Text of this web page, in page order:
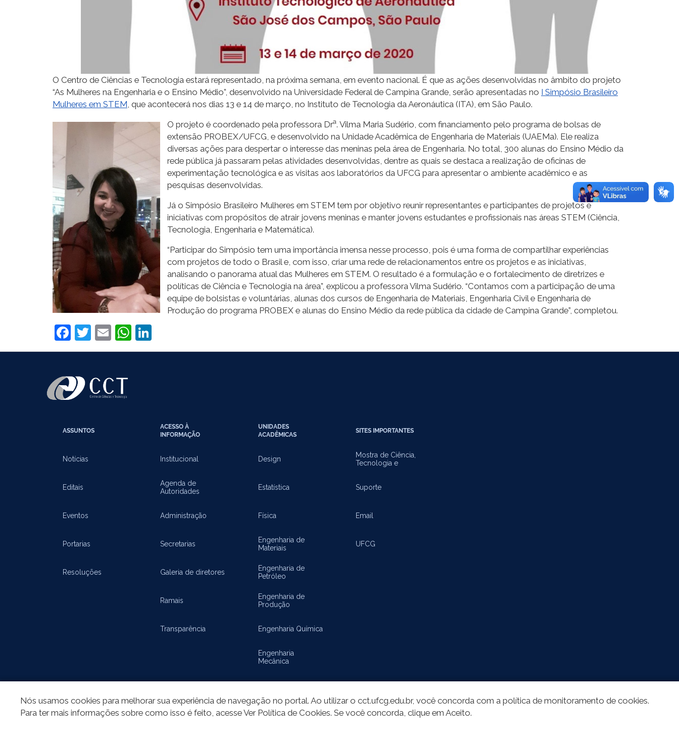
O Centro de Ciências e Tecnologia estará representado, na próxima semana, em evento nacional. É que as ações desenvolvidas no âmbito do projeto
“As Mulheres na Engenharia e o Ensino Médio”, desenvolvido na Universidade Federal de Campina Grande, serão apresentadas no I Simpósio Brasileiro
Mulheres em STEM , que acontecerá nos dias 13 e 14 de março, no Instituto de Tecnologia da Aeronáutica (ITA), em São Paulo.
O projeto é coordenado pela professora Dra. Vilma Maria Sudério, com financiamento pelo programa de bolsas de
extensão PROBEX/UFCG, e desenvolvido na Unidade Acadêmica de Engenharia de Materiais (UAEMa). Ele realiza
diversas ações para despertar o interesse das meninas pela área de Engenharia. No total, 300 alunas do Ensino Médio da
rede pública já passaram pelas atividades desenvolvidas, dentre as quais se destaca a realização de oficinas de
experimentação tecnológica e as visitas aos laboratórios da UFCG para apresentar o ambiente acadêmico e as
pesquisas desenvolvidas.
Já o Simpósio Brasileiro Mulheres em STEM tem por objetivo reunir representantes e participantes de projetos e
iniciativas com propósitos de atrair jovens meninas e manter jovens estudantes e profissionais nas áreas STEM (Ciência,
Tecnologia, Engenharia e Matemática).
“Participar do Simpósio tem uma importância imensa nesse processo, pois é uma forma de compartilhar experiências
com projetos de todo o Brasil e, com isso, criar uma rede de relacionamentos entre os projetos e as iniciativas,
analisando o panorama atual das Mulheres em STEM. O resultado é a formulação e o fortalecimento de diretrizes e
políticas de Ciência e Tecnologia na área”, explicou a professora Vilma Sudério. “Contamos com a participação de uma
equipe de bolsistas e voluntárias, alunas dos cursos de Engenharia de Materiais, Engenharia Civil e Engenharia de
Produção do programa PROBEX e alunas do Ensino Médio da rede pública da cidade de Campina Grande”, completou.
Facebook
Twitter
EmailWhatsApp
ASSUNTOS
Notícias
Editais
Eventos
Portarias
Resoluções
ACESSO À
INFORMAÇÃO
Institucional
Agenda de
Autoridades
Administração
Secretarias
Galeria de diretores
Ramais
Transparência
UNIDADES
ACADÊMICAS
Design
Estatística
Física
Engenharia de
Materiais
Engenharia de
Petróleo
Engenharia de
Produção
Engenharia Química
Engenharia
Mecânica
SITES IMPORTANTES
Mostra de Ciência,
Tecnologia e
Suporte
Email
UFCG
Nós usamos cookies para melhorar sua experiência de navegação no portal. Ao utilizar o cct.ufcg.edu.br, você concorda com a política de monitoramento de cookies.
Para ter mais informações sobre como isso é feito, acesse Ver Política de Cookies. Se você concorda, clique em Aceito.